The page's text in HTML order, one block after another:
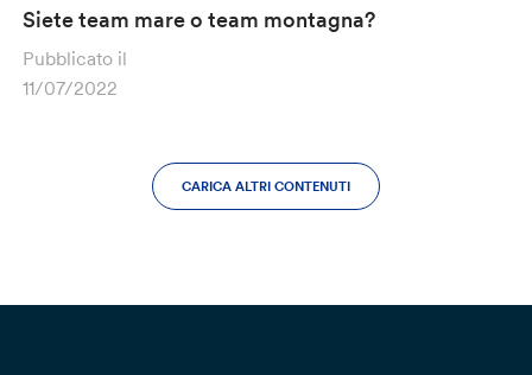
Siete team mare o team montagna?
Pubblicato il
11/07/2022
CARICA ALTRI CONTENUTI